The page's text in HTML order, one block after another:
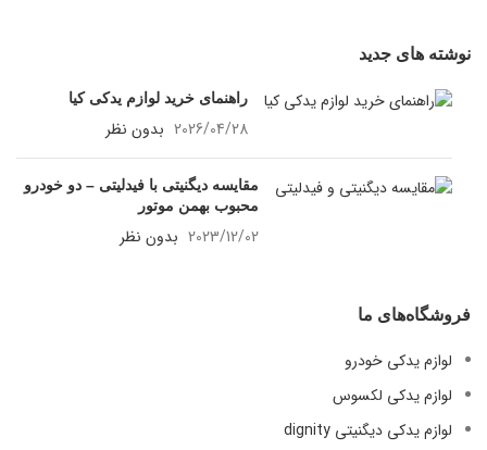
نوشته های جدید
راهنمای خرید لوازم یدکی کیا
2026/04/28 بدون نظر
مقایسه دیگنیتی با فیدلیتی – دو خودرو
محبوب بهمن موتور
2023/12/02 بدون نظر
فروشگاه‌های ما
لوازم یدکی خودرو
لوازم یدکی لکسوس
لوازم یدکی دیگنیتی dignity